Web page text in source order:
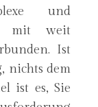
und
mit weit
Ist
nichts dem
ist es, Sie